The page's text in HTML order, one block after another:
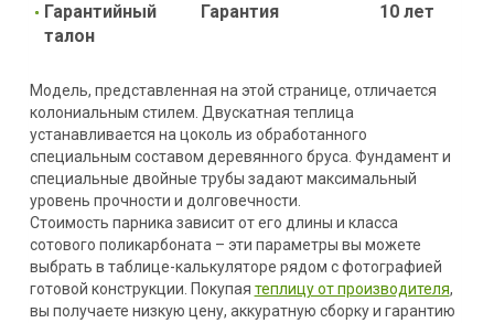
Гарантийный
талон
Гарантия 10 лет
Модель, представленная на этой странице, отличается
колониальным стилем. Двускатная теплица
устанавливается на цоколь из обработанного
специальным составом деревянного бруса. Фундамент и
специальные двойные трубы задают максимальный
уровень прочности и долговечности.
Стоимость парника зависит от его длины и класса
сотового поликарбоната – эти параметры вы можете
выбрать в таблице-калькуляторе рядом с фотографией
готовой конструкции. Покупая теплицу от производителя,
вы получаете низкую цену, аккуратную сборку и гарантию